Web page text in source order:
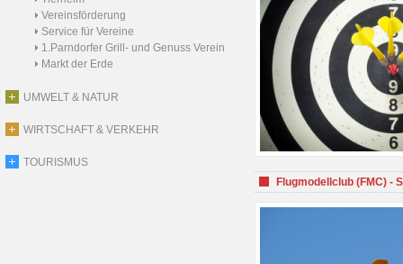
Vereinsförderung
Service für Vereine
1.Parndorfer Grill- und Genuss Verein
Markt der Erde
UMWELT & NATUR
WIRTSCHAFT & VERKEHR
TOURISMUS
Flugmodellclub (FMC) -